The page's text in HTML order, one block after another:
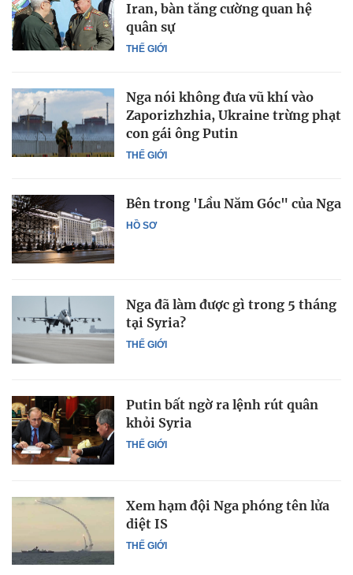
THẾ GIỚI
Iran, bàn tăng cường quan hệ
quân sự
THẾ GIỚI
Nga nói không đưa vũ khí vào
Zaporizhzhia, Ukraine trừng phạt
con gái ông Putin
HỒ SƠ
Bên trong 'Lầu Năm Góc" của Nga
THẾ GIỚI
Nga đã làm được gì trong 5 tháng
tại Syria?
THẾ GIỚI
Putin bất ngờ ra lệnh rút quân
khỏi Syria
THẾ GIỚI
Xem hạm đội Nga phóng tên lửa
diệt IS